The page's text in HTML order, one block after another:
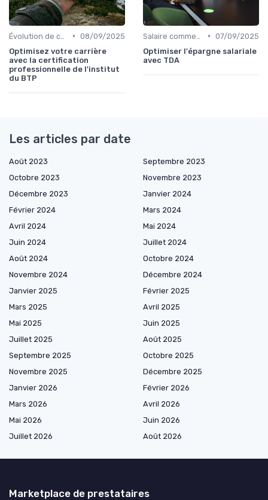
• 08/09/2025
Optimisez votre carrière
avec la certification
professionnelle de l'institut
du BTP
• 07/09/2025
Optimiser l'épargne salariale
avec TDA
Les articles par date
Août 2023
Septembre 2023
Octobre 2023
Novembre 2023
Décembre 2023
Janvier 2024
Février 2024
Mars 2024
Avril 2024
Mai 2024
Juin 2024
Juillet 2024
Août 2024
Octobre 2024
Novembre 2024
Décembre 2024
Janvier 2025
Février 2025
Mars 2025
Avril 2025
Mai 2025
Juin 2025
Juillet 2025
Août 2025
Septembre 2025
Octobre 2025
Novembre 2025
Décembre 2025
Janvier 2026
Février 2026
Mars 2026
Avril 2026
Mai 2026
Juin 2026
Juillet 2026
Août 2026
Marketplace de prestataires